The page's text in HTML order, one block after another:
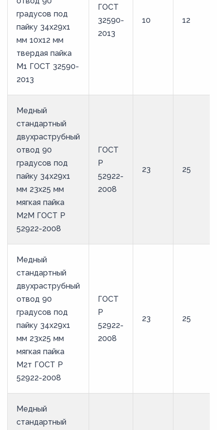
градусов под
пайку 34х29х1
мм 10х12 мм
твердая пайка
М1 ГОСТ 32590-
2013
ГОСТ
32590-
2013
10 12
Медный
стандартный
двухраструбный
отвод 90
градусов под
пайку 34х29х1
мм 23х25 мм
мягкая пайка
М2М ГОСТ Р
52922-2008
ГОСТ
Р
52922-
2008
23 25
Медный
стандартный
двухраструбный
отвод 90
градусов под
пайку 34х29х1
мм 23х25 мм
мягкая пайка
М2т ГОСТ Р
52922-2008
ГОСТ
Р
52922-
2008
23 25
Медный
стандартный